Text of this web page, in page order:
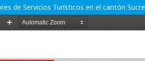
de Servicios Turísticos en el cantón Sucre